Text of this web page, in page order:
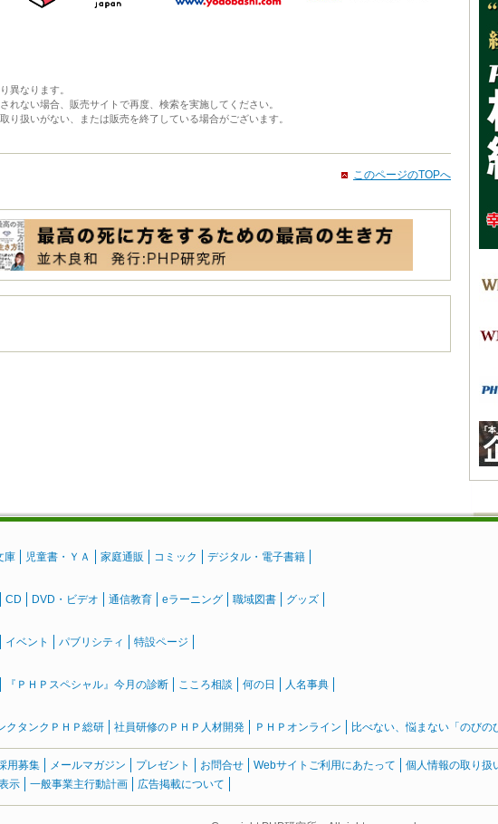
異なります。
れない場合、販売サイトで再度、検索を実施してください。
り扱いがない、または販売を終了している場合がございます。
このページのTOPへ
庫 児童書・ＹＡ 家庭通販 コミック デジタル・電子書籍
CD DVD・ビデオ 通信教育 eラーニング 職域図書 グッズ
イベント パブリシティ 特設ページ
『ＰＨＰスペシャル』今月の診断 こころ相談 何の日 人名事典
クタンクＰＨＰ総研 社員研修のＰＨＰ人材開発 ＰＨＰオンライン 比べない、悩まない「のびの
用募集 メールマガジン プレゼント お問合せ Webサイトご利用にあたって 個人情報の取り扱
示
一般事業主行動計画 広告掲載について